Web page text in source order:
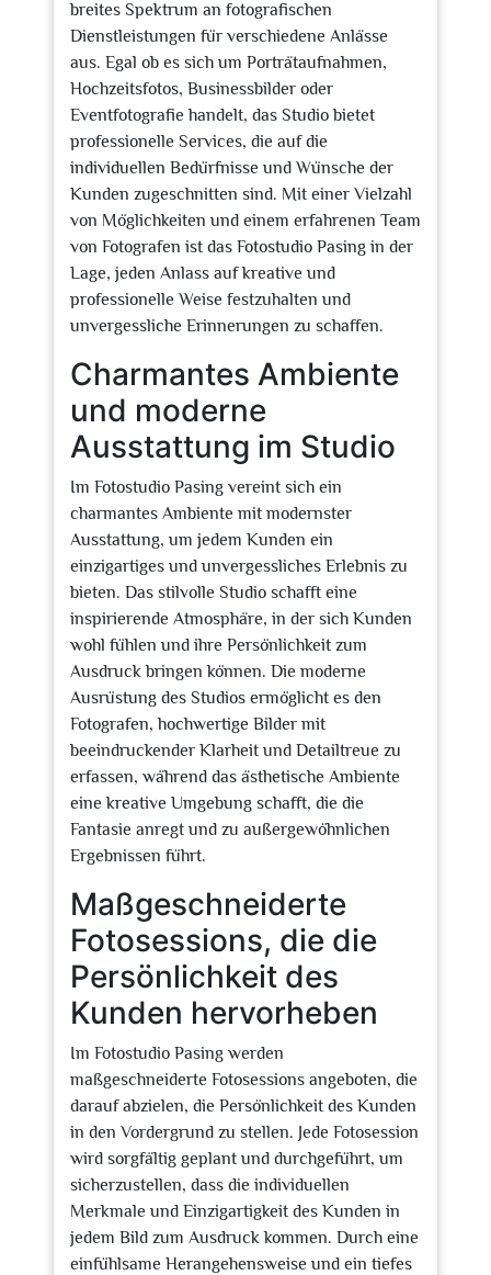
breites Spektrum an fotografischen
Dienstleistungen für verschiedene Anlässe
aus. Egal ob es sich um Porträtaufnahmen,
Hochzeitsfotos, Businessbilder oder
Eventfotografie handelt, das Studio bietet
professionelle Services, die auf die
individuellen Bedürfnisse und Wünsche der
Kunden zugeschnitten sind. Mit einer Vielzahl
von Möglichkeiten und einem erfahrenen Team
von Fotografen ist das Fotostudio Pasing in der
Lage, jeden Anlass auf kreative und
professionelle Weise festzuhalten und
unvergessliche Erinnerungen zu schaffen.
Charmantes Ambiente
und moderne
Ausstattung im Studio
Im Fotostudio Pasing vereint sich ein
charmantes Ambiente mit modernster
Ausstattung, um jedem Kunden ein
einzigartiges und unvergessliches Erlebnis zu
bieten. Das stilvolle Studio schafft eine
inspirierende Atmosphäre, in der sich Kunden
wohl fühlen und ihre Persönlichkeit zum
Ausdruck bringen können. Die moderne
Ausrüstung des Studios ermöglicht es den
Fotografen, hochwertige Bilder mit
beeindruckender Klarheit und Detailtreue zu
erfassen, während das ästhetische Ambiente
eine kreative Umgebung schafft, die die
Fantasie anregt und zu außergewöhnlichen
Ergebnissen führt.
Maßgeschneiderte
Fotosessions, die die
Persönlichkeit des
Kunden hervorheben
Im Fotostudio Pasing werden
maßgeschneiderte Fotosessions angeboten, die
darauf abzielen, die Persönlichkeit des Kunden
in den Vordergrund zu stellen. Jede Fotosession
wird sorgfältig geplant und durchgeführt, um
sicherzustellen, dass die individuellen
Merkmale und Einzigartigkeit des Kunden in
jedem Bild zum Ausdruck kommen. Durch eine
einfühlsame Herangehensweise und ein tiefes